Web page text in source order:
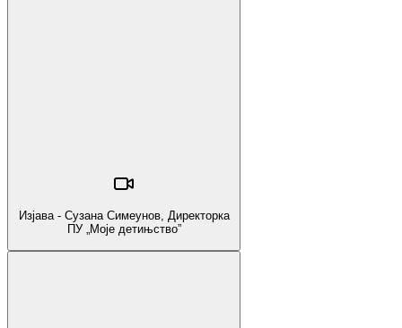
Изјава - Сузана Симеунов, Директорка
ПУ „Моје детињство”